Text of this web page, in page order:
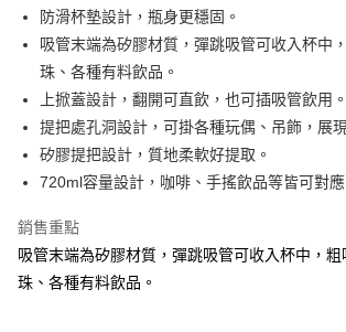
街口支付
悠遊付
Google Pay
AFTEE先享後付
相關說明
【關於「AFTEE先享後付」】
便利好安心！
１．簡單：不需註冊會員、不需綁卡、不需儲值。
２．便利：只要手機號碼，簡訊認證，即可結帳。
３．安心：先確認商品／服務後，再付款。
運送方式
全家取貨付款
防滑杯墊設計，瓶身更穩固。
吸管末端為矽膠材質，彈跳吸管可收入杯中
珠、各種有料飲品。
上掀蓋設計，翻開可直飲，也可插吸管飲用。
提把處孔洞設計，可掛各種玩偶、吊飾，展
矽膠提把設計，質地柔軟好提取。
720ml容量設計，咖啡、手搖飲品等皆可對應
銷售重點
吸管末端為矽膠材質，彈跳吸管可收入杯中，
珠、各種有料飲品。